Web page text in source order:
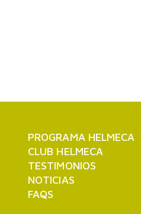
PROGRAMA HELMECA
CLUB HELMECA
TESTIMONIOS
NOTICIAS
FAQS